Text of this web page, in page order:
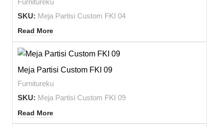
Furnitureku
SKU: Meja Partisi Custom FKI 04
Read More
Meja Partisi Custom FKI 09
Furnitureku
SKU: Meja Partisi Custom FKI 09
Read More